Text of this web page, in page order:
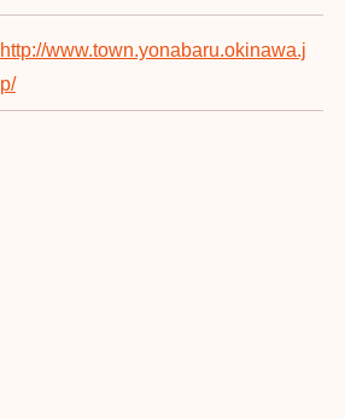
http://www.town.yonabaru.okinawa.j
p/